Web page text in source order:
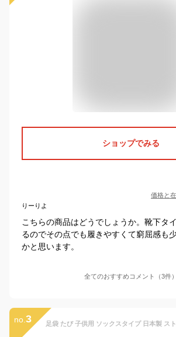
ショップでみる
価格と
りーりよ
こちらの商品はどうでしょうか。靴下タ
るのでその点でも履きやすくて窮屈感も
かと思います。
全てのおすすめコメント（3件）
no. 3